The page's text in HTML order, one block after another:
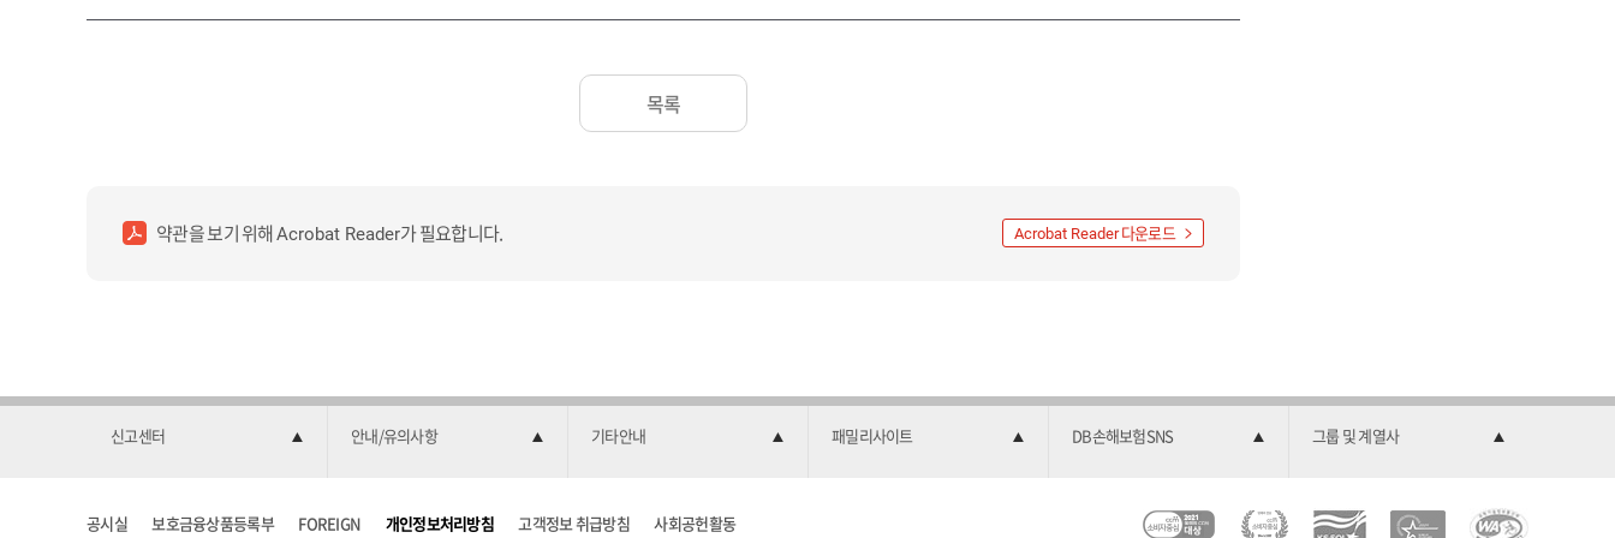
목록
약관을 보기 위해Acrobat Reader가 필요합니다. Acrobat Reader다운로드
신고센터 안내/유의사항 기타안내 패밀리사이트 DB손해보험SNS 그룹 및 계열사
공시실 보호금융상품등록부 FOREIGN 개인정보처리방침 고객정보 취급방침 사회공헌활동 C 소 2 한 과